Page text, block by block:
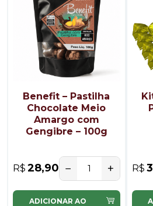
Benefit – Pastilha
Chocolate Meio
Amargo com
Gengibre – 100g
...
R$ 28,90 − +
ADICIONAR AO
R$